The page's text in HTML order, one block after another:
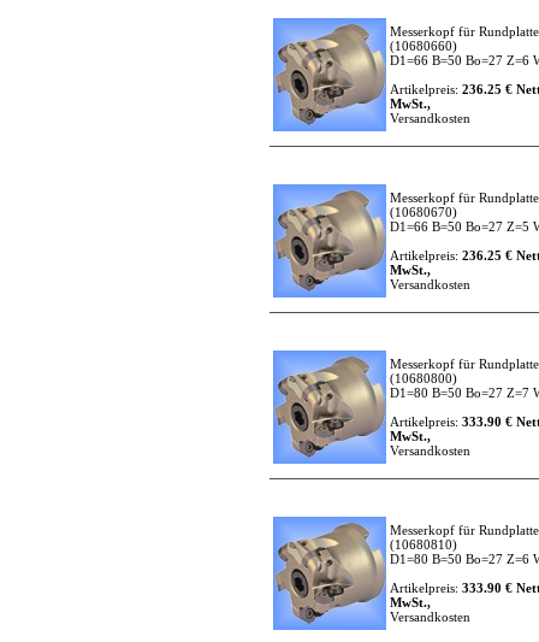
Messerkopf für
(10680660)
D1=66 B=50 Bo=27 Z=6
Artikelpreis: 236.25 €
MwSt.,
Versandkosten
Messerkopf für
(10680670)
D1=66 B=50 Bo=27 Z=5
Artikelpreis: 236.25 €
MwSt.,
Versandkosten
Messerkopf für
(10680800)
D1=80 B=50 Bo=27 Z=7
Artikelpreis: 333.90 €
MwSt.,
Versandkosten
Messerkopf für
(10680810)
D1=80 B=50 Bo=27 Z=6
Artikelpreis: 333.90 €
MwSt.,
Versandkosten